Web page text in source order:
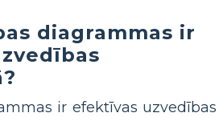
diagrammas ir
ir efektīvas uzvedības